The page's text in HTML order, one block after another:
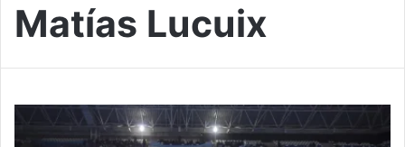
Matías Lucuix